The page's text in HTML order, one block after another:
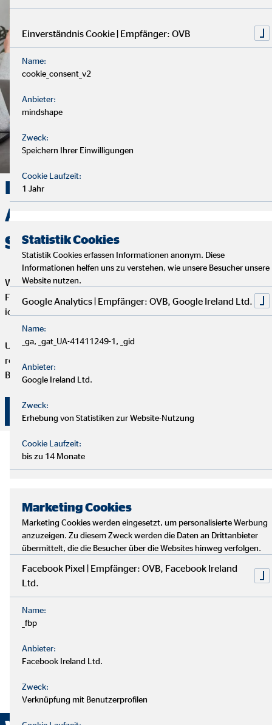
Deine Finanzen, Dein Weg:
Analyse, Beratung und
Service
Wir starten mit einem entspannten Analysegespräch, um deine
Finanzen und Ziele kennenzulernen. Anschließend präsentiere
ich dir maßgeschneiderte Finanzlösungen.
Um deine Finanzplanung aktuell zu halten, bieten wir
regelmäßige Servicegespräche an. Vertrauen und persönliche
Betreuung stehen bei uns an erster Stelle.
Überzeuge dich selbst von unserer Beratung!
Einverständnis Cookie | Empfänger: OVB
Name:
cookie_consent_v2
Anbieter:
mindshape
Zweck:
Speichern Ihrer Einwilligungen
Cookie Laufzeit:
1 Jahr
Statistik Cookies
Statistik Cookies erfassen Informationen anonym. Diese
Informationen helfen uns zu verstehen, wie unsere Besucher unsere
Website nutzen.
Google Analytics | Empfänger: OVB, Google Ireland Ltd.
Name:
_ga, _gat_UA-41411249-1, _gid
Anbieter:
Google Ireland Ltd.
Zweck:
Erhebung von Statistiken zur Website-Nutzung
Cookie Laufzeit:
bis zu 14 Monate
Marketing Cookies
Marketing Cookies werden eingesetzt, um personalisierte Werbung
anzuzeigen. Zu diesem Zweck werden die Daten an Drittanbieter
übermittelt, die die Besucher über die Websites hinweg verfolgen.
Facebook Pixel | Empfänger: OVB, Facebook Ireland
Ltd.
Name:
_fbp
Anbieter:
Facebook Ireland Ltd.
Zweck:
Verknüpfung mit Benutzerprofilen